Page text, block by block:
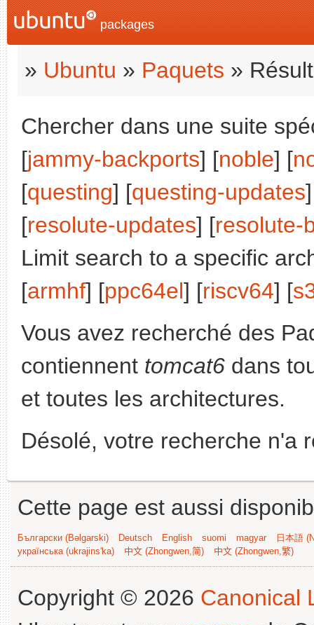
packages
» Ubuntu » Paquets »
Chercher dans une suite
[jammy-backports] [noble] [
[questing] [questing-updates
[resolute-updates] [resolute-
Limit search to a specific
[armhf] [ppc64el] [riscv64] [
Vous avez recherché des
contiennent tomcat6 dans
et toutes les architectures.
Désolé, votre recherche n'a
Cette page est aussi
Български (Bəlgarski) Deutsch English suomi magyar
日本語
українська (ukrajins'ka)
中文 (Zhongwen,简) 中文 (Zhongwen,繁)
Copyright © 2026 Canonical